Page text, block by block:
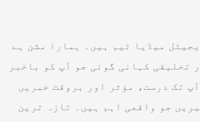
میڈیا ٹیم ہیں۔ ہمارا مشن ہے
تخلیقی کہانی گوئی جو آپ کو باخبر
تک درست، مؤثر اور بروقت خبریں
جو واقعی اہم ہیں۔ تازہ ترین